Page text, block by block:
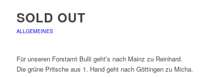
SOLD OUT
ALLGEMEINES
Für unseren Forstamt Bulli geht’s nach Mainz zu Reinhard.
Die grüne Pritsche aus 1. Hand geht nach Göttingen zu Micha.